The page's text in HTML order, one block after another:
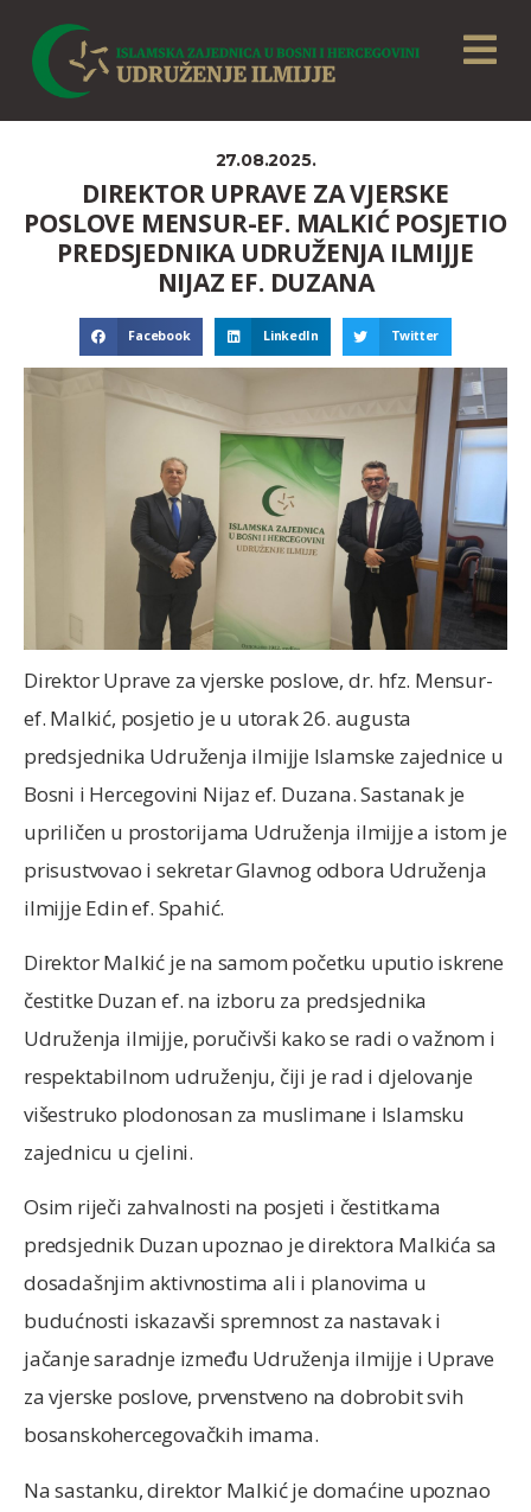
27.08.2025.
DIREKTOR UPRAVE ZA VJERSKE
POSLOVE MENSUR-EF. MALKIĆ POSJETIO
PREDSJEDNIKA UDRUŽENJA ILMIJJE
NIJAZ EF. DUZANA
Facebook LinkedIn Twitter
Direktor Uprave za vjerske poslove, dr. hfz. Mensur-
ef. Malkić, posjetio je u utorak 26. augusta
predsjednika Udruženja ilmijje Islamske zajednice u
Bosni i Hercegovini Nijaz ef. Duzana. Sastanak je
upriličen u prostorijama Udruženja ilmijje a istom je
prisustvovao i sekretar Glavnog odbora Udruženja
ilmijje Edin ef. Spahić.
Direktor Malkić je na samom početku uputio iskrene
čestitke Duzan ef. na izboru za predsjednika
Udruženja ilmijje, poručivši kako se radi o važnom i
respektabilnom udruženju, čiji je rad i djelovanje
višestruko plodonosan za muslimane i Islamsku
zajednicu u cjelini.
Osim riječi zahvalnosti na posjeti i čestitkama
predsjednik Duzan upoznao je direktora Malkića sa
dosadašnjim aktivnostima ali i planovima u
budućnosti iskazavši spremnost za nastavak i
jačanje saradnje između Udruženja ilmijje i Uprave
za vjerske poslove, prvenstveno na dobrobit svih
bosanskohercegovačkih imama.
Na sastanku, direktor Malkić je domaćine upoznao